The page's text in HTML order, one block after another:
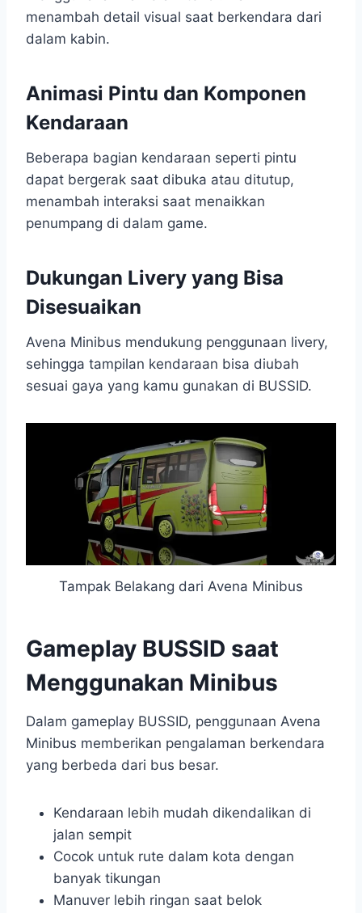
menambah detail visual saat berkendara dari
dalam kabin.
Animasi Pintu dan Komponen
Kendaraan
Beberapa bagian kendaraan seperti pintu
dapat bergerak saat dibuka atau ditutup,
menambah interaksi saat menaikkan
penumpang di dalam game.
Dukungan Livery yang Bisa
Disesuaikan
Avena Minibus mendukung penggunaan livery,
sehingga tampilan kendaraan bisa diubah
sesuai gaya yang kamu gunakan di BUSSID.
Tampak Belakang dari Avena Minibus
Gameplay BUSSID saat
Menggunakan Minibus
Dalam gameplay BUSSID, penggunaan Avena
Minibus memberikan pengalaman berkendara
yang berbeda dari bus besar.
Kendaraan lebih mudah dikendalikan di
jalan sempit
Cocok untuk rute dalam kota dengan
banyak tikungan
Manuver lebih ringan saat belok